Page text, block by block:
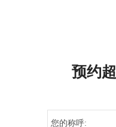
预约
您的称呼: